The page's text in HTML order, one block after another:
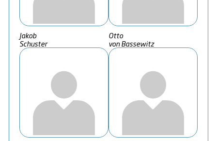
Jakob
Schuster
Otto
von Bassewitz